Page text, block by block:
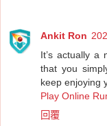
Ankit Ron
It’s actually a
that you
keep enjoying
Play Online
回覆